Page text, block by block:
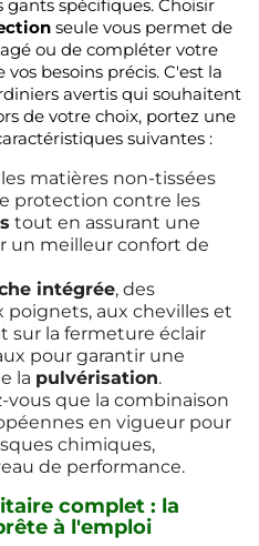
spécifiques. Choisir
seule vous permet de
ou de compléter votre
besoins précis. C'est la
avertis qui souhaitent
de votre choix, portez une
suivantes :
matières non-tissées
protection contre les
tout en assurant une
un meilleur confort de
intégrée, des
poignets, aux chevilles et
sur la fermeture éclair
pour garantir une
la pulvérisation.
vous que la combinaison
en vigueur pour
chimiques,
de performance.
complet : la
à l'emploi